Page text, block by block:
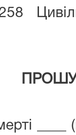
____